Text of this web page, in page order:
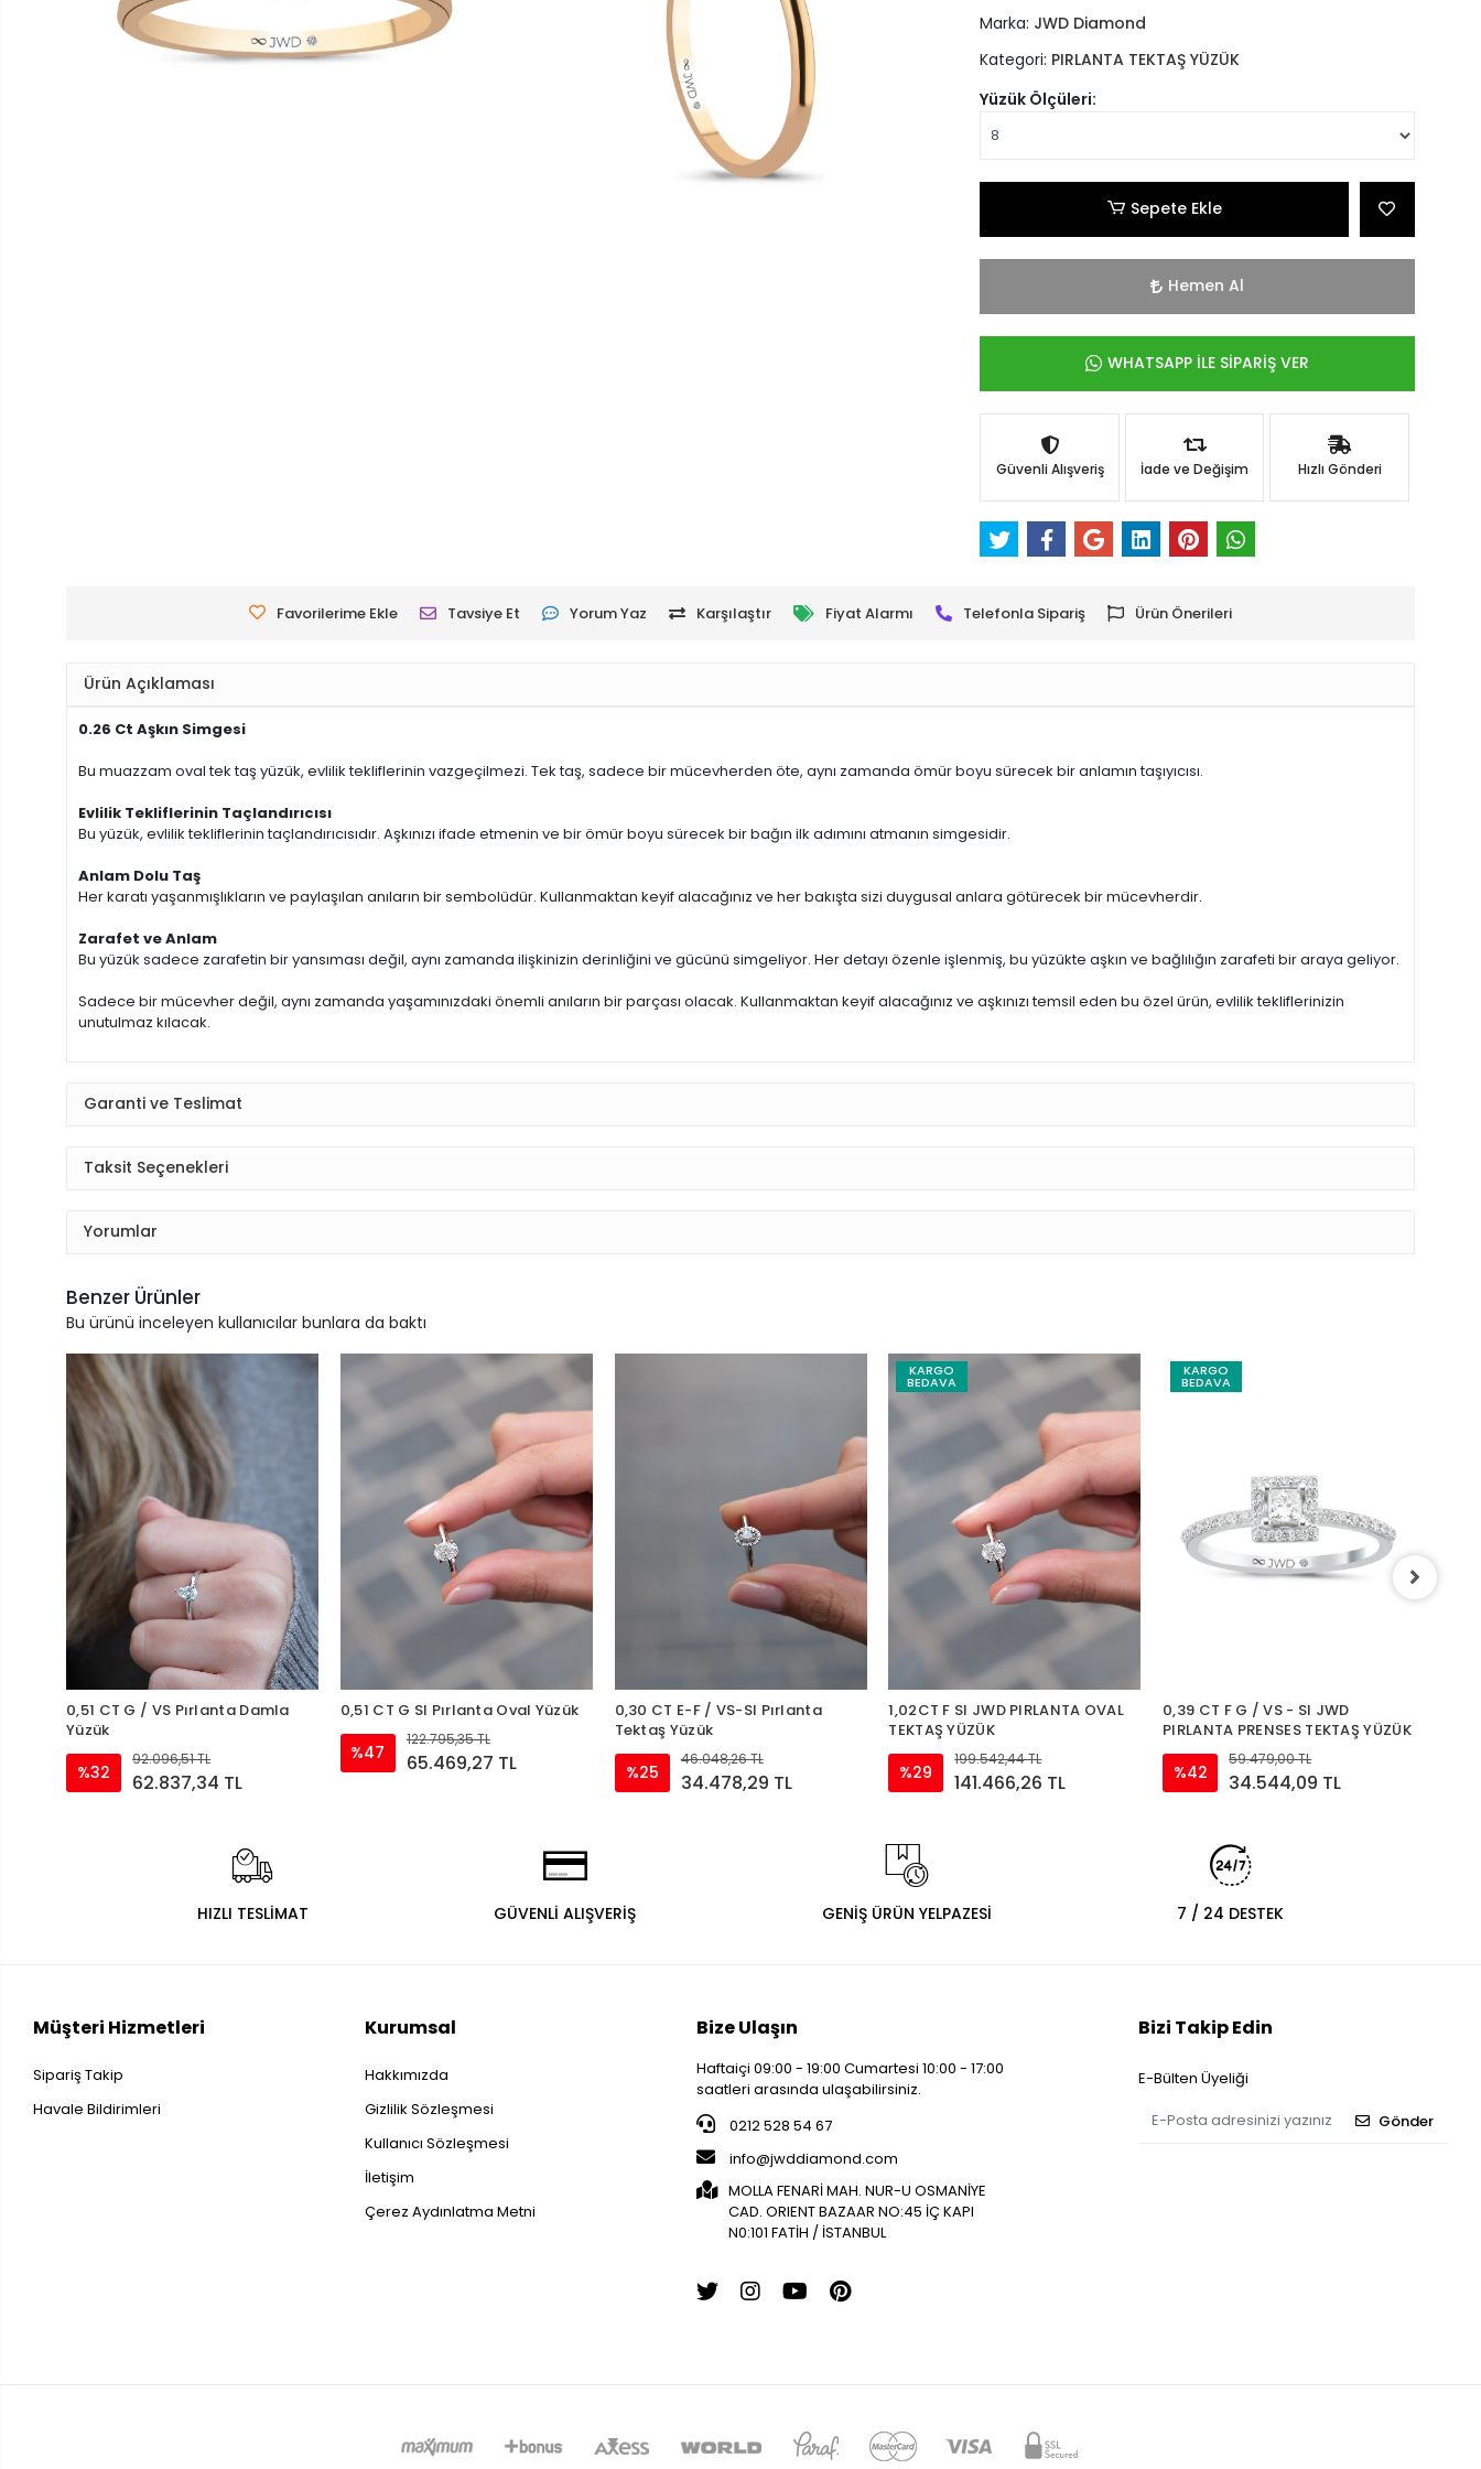
Marka: JWD Diamond
Kategori: PIRLANTA TEKTAŞ YÜZÜK
Yüzük Ölçüleri:
Sepete Ekle
Hemen Al
WHATSAPP İLE SİPARİŞ VER
Güvenli Alışveriş İade ve Değişim Hızlı Gönderi
Favorilerime Ekle Tavsiye Et Yorum Yaz Karşılaştır Fiyat Alarmı Telefonla Sipariş Ürün Önerileri
Ürün Açıklaması
0.26 Ct Aşkın Simgesi
Bu muazzam oval tek taş yüzük, evlilik tekliflerinin vazgeçilmezi. Tek taş, sadece bir mücevherden öte, aynı zamanda ömür boyu sürecek bir anlamın taşıyıcısı.
Evlilik Tekliflerinin Taçlandırıcısı
Bu yüzük, evlilik tekliflerinin taçlandırıcısıdır. Aşkınızı ifade etmenin ve bir ömür boyu sürecek bir bağın ilk adımını atmanın simgesidir.
Anlam Dolu Taş
Her karatı yaşanmışlıkların ve paylaşılan anıların bir sembolüdür. Kullanmaktan keyif alacağınız ve her bakışta sizi duygusal anlara götürecek bir mücevherdir.
Zarafet ve Anlam
Bu yüzük sadece zarafetin bir yansıması değil, aynı zamanda ilişkinizin derinliğini ve gücünü simgeliyor. Her detayı özenle işlenmiş, bu yüzükte aşkın ve bağlılığın zarafeti bir araya geliyor.
Sadece bir mücevher değil, aynı zamanda yaşamınızdaki önemli anıların bir parçası olacak. Kullanmaktan keyif alacağınız ve aşkınızı temsil eden bu özel ürün, evlilik tekliflerinizin
unutulmaz kılacak.
Garanti ve Teslimat
Taksit Seçenekleri
Yorumlar
Benzer Ürünler
Bu ürünü inceleyen kullanıcılar bunlara da baktı
0,51 CT G / VS Pırlanta Damla
Yüzük
%32
92.096,51 TL
62.837,34 TL
0,51 CT G SI Pırlanta Oval Yüzük
%47
122.795,35 TL
65.469,27 TL
0,30 CT E-F / VS-SI Pırlanta
Tektaş Yüzük
%25
46.048,26 TL
34.478,29 TL
KARGO
BEDAVA
1,02CT F SI JWD PIRLANTA OVAL
TEKTAŞ YÜZÜK
%29
199.542,44 TL
141.466,26 TL
KARGO
BEDAVA
0,39 CT F G / VS - SI JWD
PIRLANTA PRENSES TEKTAŞ YÜZÜK
%42
59.479,00 TL
34.544,09 TL
HIZLI TESLİMAT GÜVENLİ ALIŞVERİŞ GENİŞ ÜRÜN YELPAZESİ 7 / 24 DESTEK
Müşteri Hizmetleri
Sipariş Takip
Havale Bildirimleri
Kurumsal
Hakkımızda
Gizlilik Sözleşmesi
Kullanıcı Sözleşmesi
İletişim
Çerez Aydınlatma Metni
Bize Ulaşın
Haftaiçi 09:00 - 19:00 Cumartesi 10:00 - 17:00
saatleri arasında ulaşabilirsiniz.
0212 528 54 67
info@jwddiamond.com
MOLLA FENARİ MAH. NUR-U OSMANİYE
CAD. ORIENT BAZAAR NO:45 İÇ KAPI
N0:101 FATİH / İSTANBUL
Bizi Takip Edin
E-Bülten Üyeliği
Gönder